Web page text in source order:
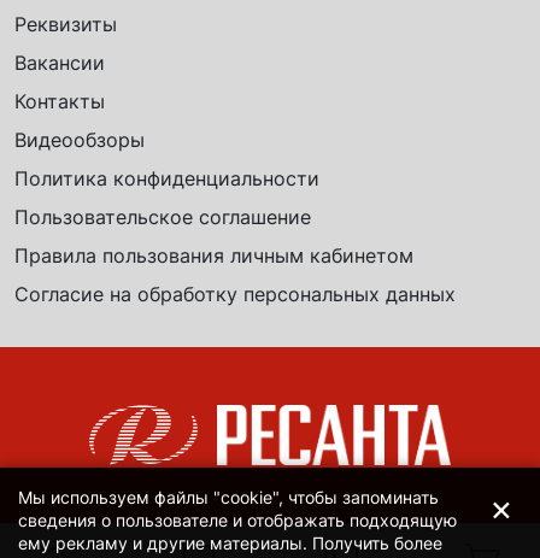
Реквизиты
Вакансии
Контакты
Видеообзоры
Политика конфиденциальности
Пользовательское соглашение
Правила пользования личным кабинетом
Согласие на обработку персональных данных
Мы используем файлы "cookie", чтобы запоминать
сведения о пользователе и отображать подходящую
ему рекламу и другие материалы. Получить более
×